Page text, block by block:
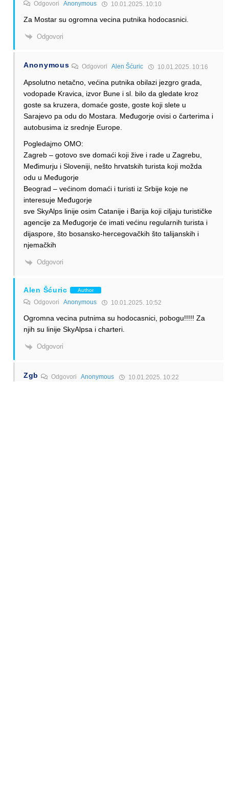
Odgovori Anonymous 10.01.2025. 10:10
Za Mostar su ogromna vecina putnika hodocasnici.
Odgovori
Anonymous OdgovoriAlen Šćuric 10.01.2025. 10:16
Apsolutno netačno, većina putnika obilazi jezgro grada,
vodopade Kravica, izvor Bune i sl. bilo da gledate kroz
goste sa kruzera, domaće goste, goste koji slete u
Sarajevo pa odu do Mostara. Međugorje ovisi o čarterima i
autobusima iz srednje Europe.
Pogledajmo OMO:
Zagreb – gotovo sve domaći koji žive i rade u Zagrebu,
Međimurju i Sloveniji, nešto hrvatskih turista koji možda
odu u Međugorje
Beograd – većinom domaći i turisti iz Srbije koje ne
interesuje Međugorje
sve SkyAlps linije osim Catanije i Barija koji ciljaju turističke
agencije za Međugorje će imati većinu regularnih turista i
dijaspore, što bosansko-hercegovačkih što talijanskih i
njemačkih
Odgovori
Alen Šćuric Author
Odgovori Anonymous 10.01.2025. 10:52
Ogromna vecina putnima su hodocasnici, pobogu!!!!! Za
njih su linije SkyAlpsa i charteri.
Odgovori
Zgb OdgovoriAnonymous 10.01.2025. 10:22